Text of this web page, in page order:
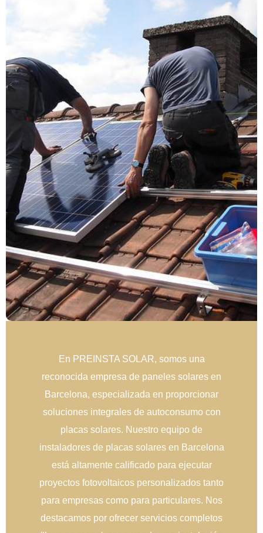
En PREINSTA SOLAR, somos una
reconocida empresa de paneles solares en
Barcelona, especializada en proporcionar
soluciones integrales de autoconsumo con
placas solares. Nuestro equipo de
instaladores de placas solares en Barcelona
está altamente calificado para ejecutar
proyectos fotovoltaicos personalizados tanto
para empresas como para particulares. Nos
destacamos por ofrecer servicios completos